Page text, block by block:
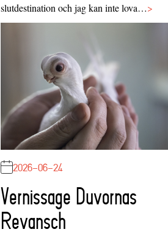
slutdestination och jag kan inte lova…>
2026-06-24
Vernissage Duvornas
Revansch